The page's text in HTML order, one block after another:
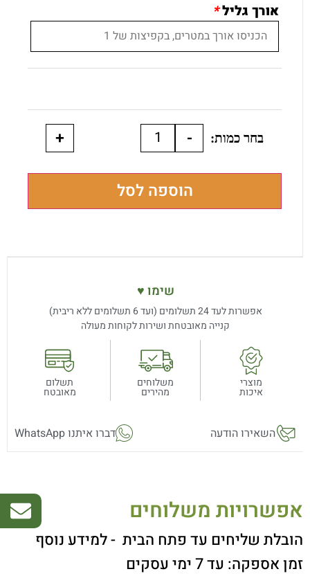
אורך גליל*
-
+
הוספה לסל
שימו ♥
אפשרות לעד 24 תשלומים (ועד 6 תשלומים ללא ריבית)
קנייה מאובטחת ושירות לקוחות מעולה
מוצרי
איכות
משלוחים
מהירים
תשלום
מאובטח
השאירו הודעה דברו איתנו WhatsApp
אפשרויות משלוחים
הובלת שליחים עד פתח הבית - למידע נוסף
זמן אספקה: עד 7 ימי עסקים